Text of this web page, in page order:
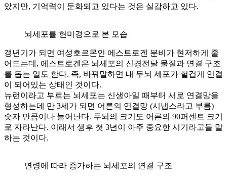
았지만, 기억력이 둔화되고 있다는 것은 실감하고 있다.
뇌세포를 현미경으로 본 모습
갱년기가 되면 여성호르몬인 에스트로겐 분비가 현저하게 줄
어드는데, 에스트로겐은 뇌세포의 신경전달 물질과 연결 구조
를 돕는 일도 한다. 즉, 바꿔말하면 내 두뇌 세포가 헐겁게 연결
이 되어있는 상태인 것이다.
뉴런이라고 부르는 뇌세포는 신생아일 때부터 서로 연결망을
형성하는데 만 3세가 되면 어른의 연결망 (시냅스라고 부름)
숫자 만큼이나 늘어난다. 두뇌의 크기도 어른의 90퍼센트 크기
로 자라난다. 이래서 생후 첫 3년이 아주 중요한 시기라고들 말
하는 것이다.
연령에 따라 증가하는 뇌세포의 연결 구조